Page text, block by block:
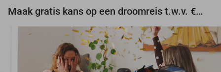
Maak gratis kans op een droomreis t.w.v. €3.000!